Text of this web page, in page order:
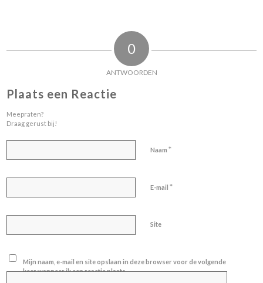
0
ANTWOORDEN
Plaats een Reactie
Meepraten?
Draag gerust bij!
Naam*
E-mail*
Site
Mijn naam, e-mail en site opslaan in deze browser voor de volgende
keer wanneer ik een reactie plaats.